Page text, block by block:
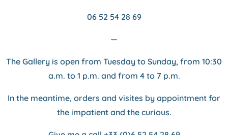
06 52 54 28 69
—
The Gallery is open from Tuesday to Sunday, from 10:30
a.m. to 1 p.m. and from 4 to 7 p.m.
In the meantime, orders and visites by appointment for
the impatient and the curious.